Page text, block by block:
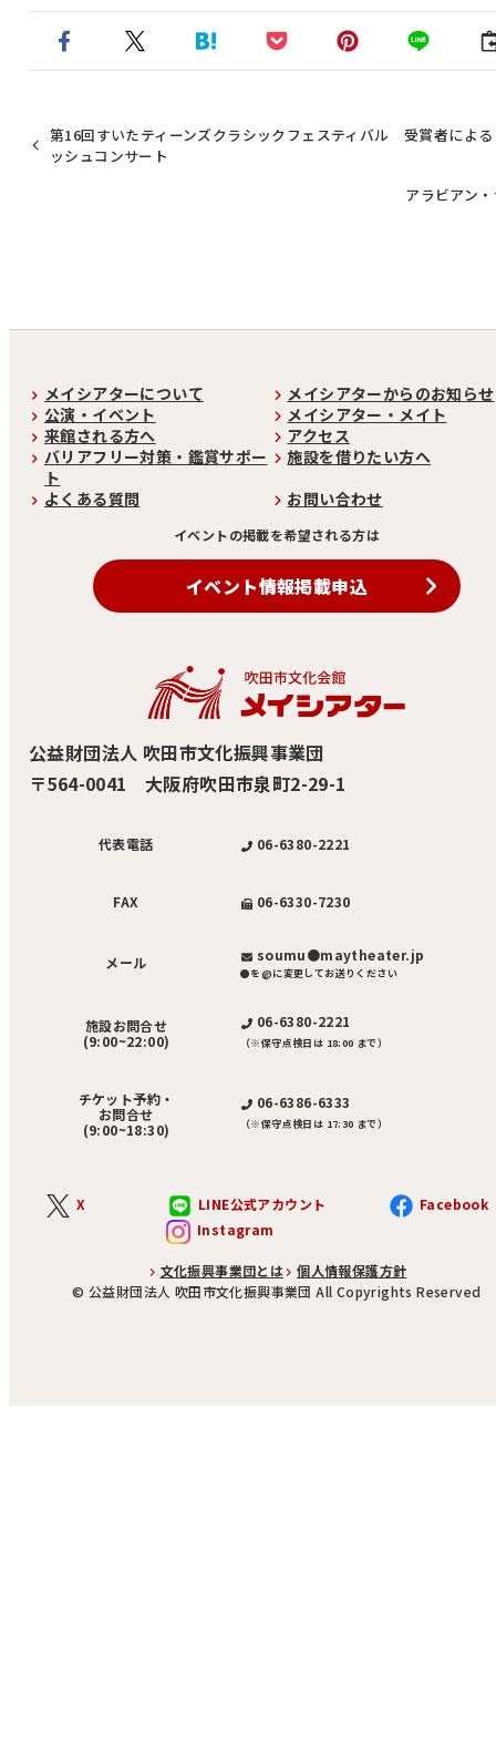
第16回すいたティーンズクラシックフェスティバル 受賞者によ
ッシュコンサート
アラビアン
メイシアターについて
メイシアターからのお知らせ
公演・イベント
メイシアター・メイト
来館される方へ
アクセス
バリアフリー対策・鑑賞サポー
ト
施設を借りたい方へ
よくある質問
お問い合わせ
イベントの掲載を希望される方は
イベント情報掲載申込
公益財団法人 吹田市文化振興事業団
〒564-0041 大阪府吹田市泉町2-29-1
代表電話 06-6380-2221
FAX 06-6330-7230
メール soumu●maytheater.jp
●を@に変更してお送りください
施設お問合せ
(9:00~22:00)
06-6380-2221
（※保守点検日は 18:00 まで）
チケット予約・
お問合せ
(9:00~18:30)
06-6386-6333
（※保守点検日は 17:30 まで）
X LINE公式アカウント
Facebook
Instagram
©︎ 公益財団法人 吹田市文化振興事業団 All Copyrights Reserved
文化振興事業団とは 個人情報保護方針